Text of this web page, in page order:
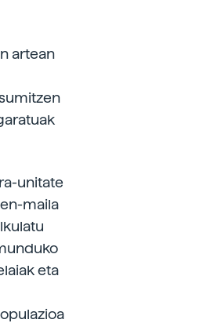
artean
unitate
maila
eta